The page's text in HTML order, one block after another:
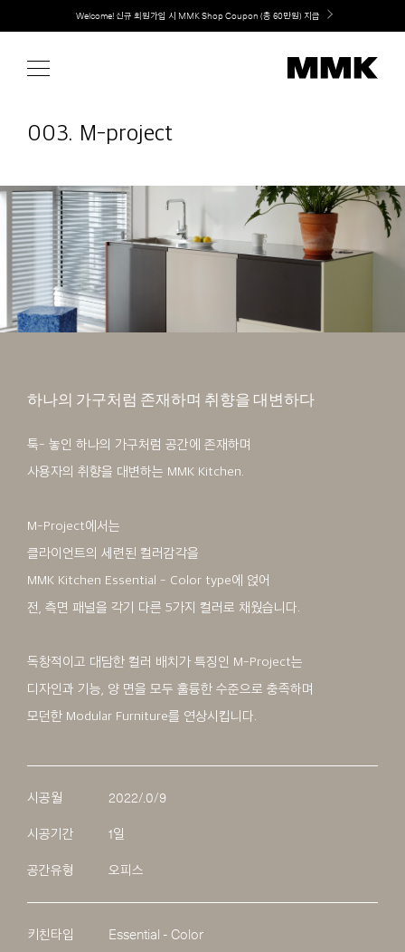
content
Welcome! 신규 회원가입 시 MMK Shop Coupon (총 60만원) 지급
003. M-project
하나의 가구처럼 존재하며 취향을 대변하다
툭- 놓인 하나의 가구처럼 공간에 존재하며
사용자의 취향을 대변하는 MMK Kitchen.
M-Project에서는
클라이언트의 세련된 컬러감각을
MMK Kitchen Essential - Color type에 얹어
전, 측면 패널을 각기 다른 5가지 컬러로 채웠습니다.
독창적이고 대담한 컬러 배치가 특징인 M-Project는
디자인과 기능, 양 면을 모두 훌륭한 수준으로 충족하며
모던한 Modular Furniture를 연상시킵니다.
시공월 2022/.0/9
시공기간 1일
공간유형 오피스
키친타입 Essential - Color